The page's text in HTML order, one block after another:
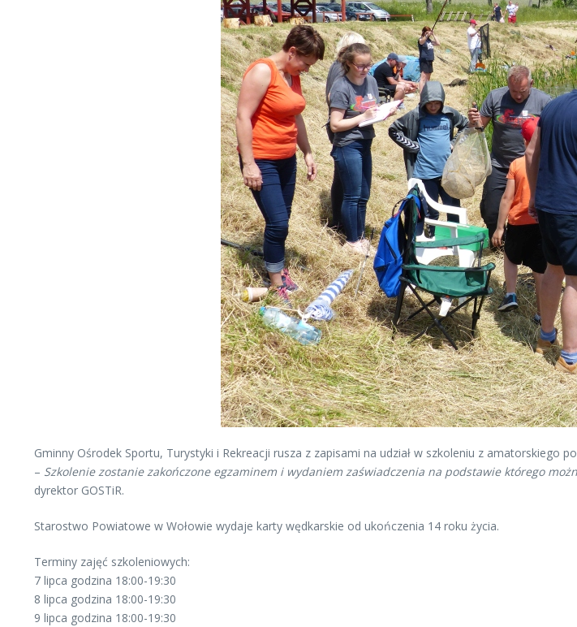
Gminny Ośrodek Sportu, Turystyki i Rekreacji rusza z zapisami na udział w szkoleniu z amatorskiego
– Szkolenie zostanie zakończone egzaminem i wydaniem zaświadczenia na podstawie którego
dyrektor GOSTiR.
Starostwo Powiatowe w Wołowie wydaje karty wędkarskie od ukończenia 14 roku życia.
Terminy zajęć szkoleniowych:
7 lipca godzina 18:00-19:30
8 lipca godzina 18:00-19:30
9 lipca godzina 18:00-19:30